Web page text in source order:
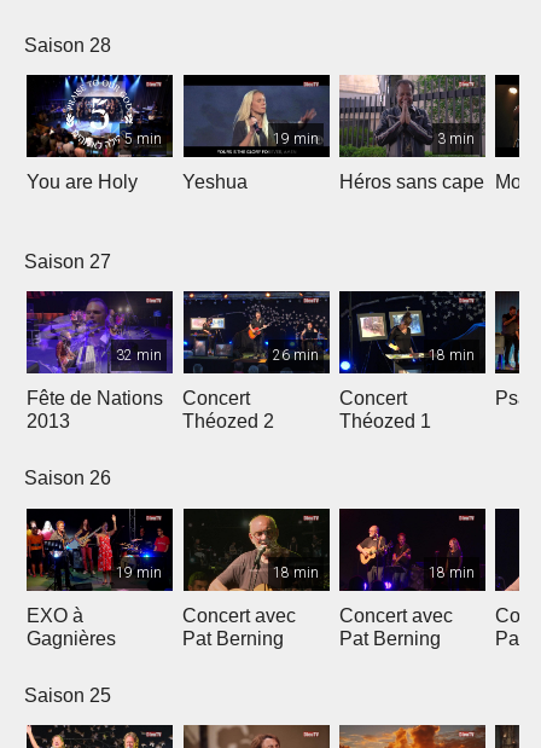
Saison 28
5 min
You are Holy
19 min
Yeshua
3 min
Héros sans cape Moi
Saison 27
32 min
Fête de Nations
2013
26 min
Concert
Théozed 2
18 min
Concert
Théozed 1
Saison 26
19 min
EXO à
Gagnières
18 min
Concert avec
Pat Berning
18 min
Concert avec
Pat Berning
Pat
Saison 25